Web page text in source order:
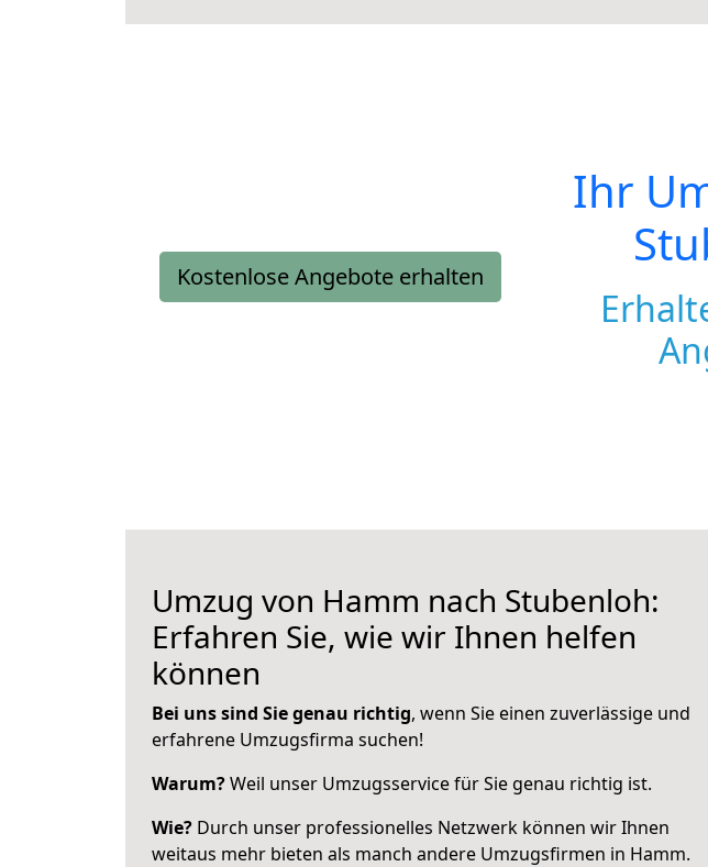
Kostenlose Angebote erhalten
Ihr
Umzug von Hamm nach Stubenloh:
Erfahren Sie, wie wir Ihnen helfen
können
Bei uns sind Sie genau richtig, wenn Sie einen zuverlässige und
erfahrene Umzugsfirma suchen!
Warum?Weil unser Umzugsservice für Sie genau richtig ist.
Wie? Durch unser professionelles Netzwerk können wir Ihnen
weitaus mehr bieten als manch andere Umzugsfirmen in Hamm.